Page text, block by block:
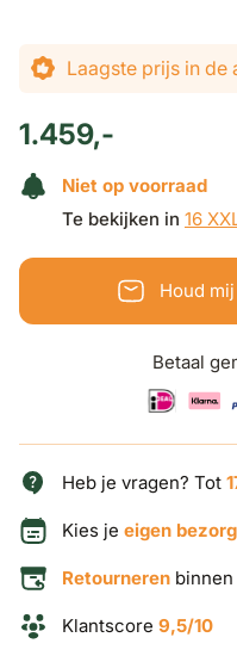
De prijs is afhankelijk
Laagste prijs in
1.459,-
Niet op voorraad
Te bekijken in 16
Houd
Betaal
Heb je vragen? Tot
Kies je eigen
Retourneren
Klantscore 9,5/10